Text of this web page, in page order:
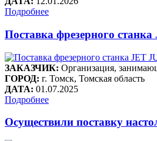
Подробнее
Поставка фрезерного
ЗАКАЗЧИК: Организация,
ГОРОД: г. Томск, Томская область
ДАТА: 01.07.2025
Подробнее
Осуществили поставку